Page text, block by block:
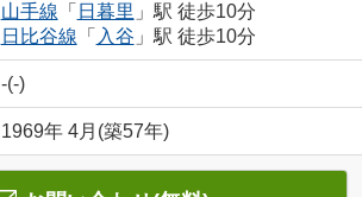
山手線 「 日暮里 」駅 徒歩10分
日比谷線 「 入谷 」駅 徒歩10分
-(-)
1969年 4月(築57年)